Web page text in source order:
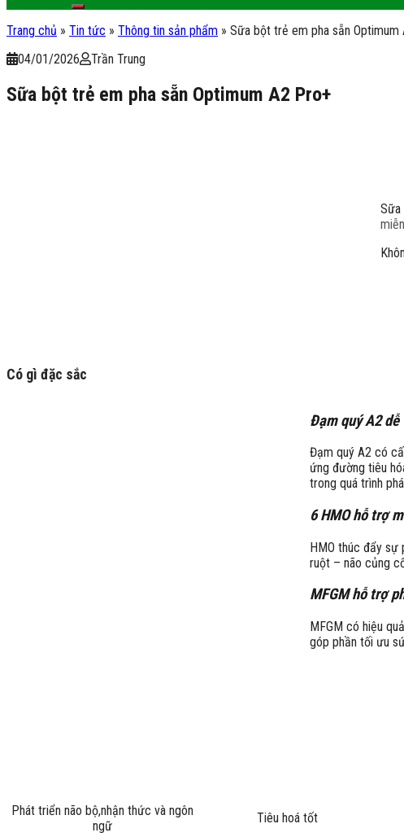
Trang chủ » Tin tức » Thông tin sản phẩm » Sữa bột trẻ em pha sẵn Optimum
04/01/2026
Trần Trung
Sữa bột trẻ em pha sẵn Optimum A2 Pro+
Sữa
Có gì đặc sắc
Đạm quý A2
Đạm quý A2 có
ứng đường tiêu
trong quá trình
6 HMO hỗ trợ
HMO thúc đẩy sự
ruột – não củng
MFGM hỗ trợ
MFGM có hiệu
góp phần tối ưu
Phát triển não bộ,nhận thức và ngôn
ngữ
Tiêu hoá tốt